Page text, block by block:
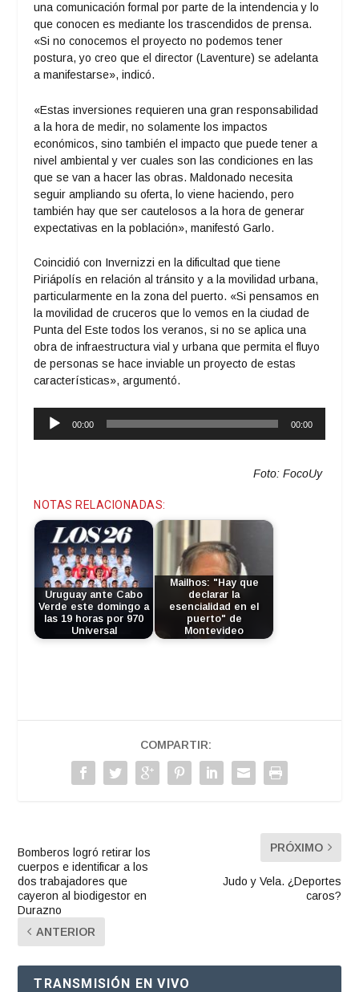
una comunicación formal por parte de la intendencia y lo
que conocen es mediante los trascendidos de prensa.
«Si no conocemos el proyecto no podemos tener
postura, yo creo que el director (Laventure) se adelanta
a manifestarse», indicó.
«Estas inversiones requieren una gran responsabilidad
a la hora de medir, no solamente los impactos
económicos, sino también el impacto que puede tener a
nivel ambiental y ver cuales son las condiciones en las
que se van a hacer las obras. Maldonado necesita
seguir ampliando su oferta, lo viene haciendo, pero
también hay que ser cautelosos a la hora de generar
expectativas en la población», manifestó Garlo.
Coincidió con Invernizzi en la dificultad que tiene
Piriápolís en relación al tránsito y a la movilidad urbana,
particularmente en la zona del puerto. «Si pensamos en
la movilidad de cruceros que lo vemos en la ciudad de
Punta del Este todos los veranos, si no se aplica una
obra de infraestructura vial y urbana que permita el fluyo
de personas se hace inviable un proyecto de estas
características», argumentó.
Reproductor
00:00 00:00
Foto: FocoUy
NOTAS RELACIONADAS:
Uruguay ante Cabo
Verde este domingo a
las 19 horas por 970
Universal
Mailhos: "Hay que
declarar la
esencialidad en el
puerto" de
Montevideo
COMPARTIR:
Bomberos logró retirar los
cuerpos e identificar a los
dos trabajadores que
cayeron al biodigestor en
Durazno
ANTERIOR
PRÓXIMO
Judo y Vela. ¿Deportes
caros?
TRANSMISIÓN EN VIVO